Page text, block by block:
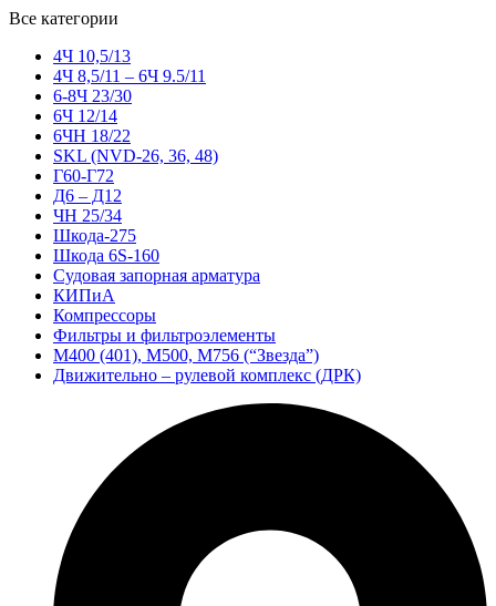
Все категории
4Ч 10,5/13
4Ч 8,5/11 – 6Ч 9.5/11
6-8Ч 23/30
6Ч 12/14
6ЧН 18/22
SKL (NVD-26, 36, 48)
Г60-Г72
Д6 – Д12
ЧН 25/34
Шкода-275
Шкода 6S-160
Судовая запорная арматура
КИПиА
Компрессоры
Фильтры и фильтроэлементы
М400 (401), М500, М756 (“Звезда”)
Движительно – рулевой комплекс (ДРК)